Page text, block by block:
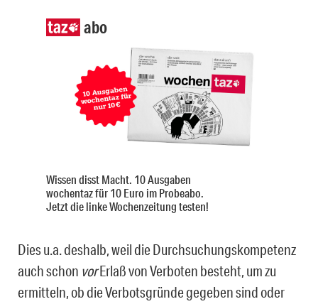
abo
Wissen disst Macht. 10 Ausgaben
wochentaz für 10 Euro im Probeabo.
Jetzt die linke Wochenzeitung testen!
Dies u.a. deshalb, weil die Durchsuchungskompetenz
auch schon vorErlaß von Verboten besteht, um zu
ermitteln, ob die Verbotsgründe gegeben sind oder